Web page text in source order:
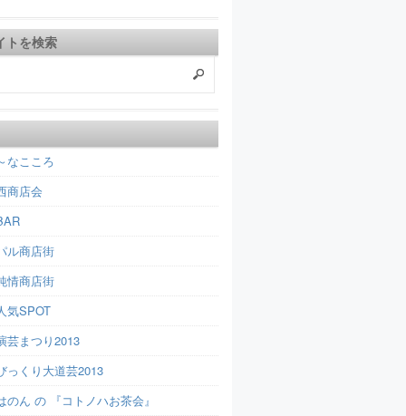
トを検索
なこころ
商店会
ル商店街
情商店街
気SPOT
芸まつり2013
っくり大道芸2013
のん の 『コトノハお茶会』